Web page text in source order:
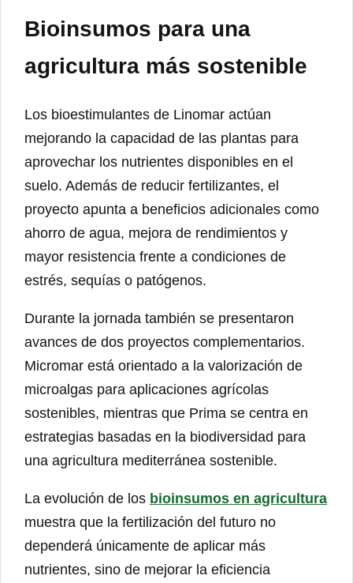
Bioinsumos para una
agricultura más sostenible
Los bioestimulantes de Linomar actúan
mejorando la capacidad de las plantas para
aprovechar los nutrientes disponibles en el
suelo. Además de reducir fertilizantes, el
proyecto apunta a beneficios adicionales como
ahorro de agua, mejora de rendimientos y
mayor resistencia frente a condiciones de
estrés, sequías o patógenos.
Durante la jornada también se presentaron
avances de dos proyectos complementarios.
Micromar está orientado a la valorización de
microalgas para aplicaciones agrícolas
sostenibles, mientras que Prima se centra en
estrategias basadas en la biodiversidad para
una agricultura mediterránea sostenible.
La evolución de los bioinsumos en agricultura
muestra que la fertilización del futuro no
dependerá únicamente de aplicar más
nutrientes, sino de mejorar la eficiencia